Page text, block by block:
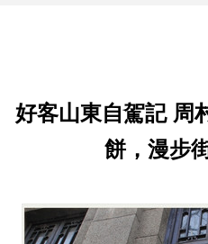
好客山東自駕記 周
餅，漫步